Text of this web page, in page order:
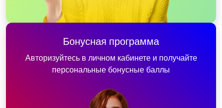
Бонусная программа
Авторизуйтесь в личном кабинете и получайте
персональные бонусные баллы